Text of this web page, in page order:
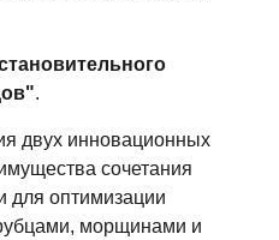
.
двух инновационных
сочетания
для оптимизации
морщинами и